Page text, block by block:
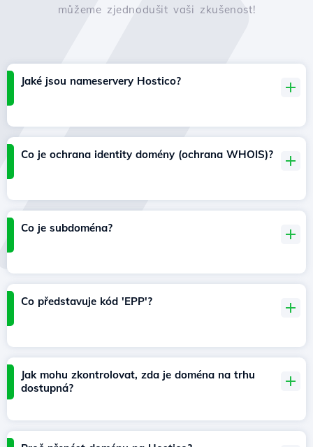
můžeme zjednodušit vaši zkušenost!
Jaké jsou nameservery Hostico?
Co je ochrana identity domény (ochrana WHOIS)?
Co je subdoména?
Co představuje kód 'EPP'?
Jak mohu zkontrolovat, zda je doména na trhu
dostupná?